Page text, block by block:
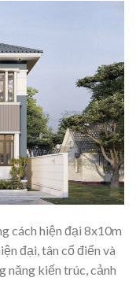
cách hiện đại 8x10m
đại, tân cổ điển và
năng kiến trúc, cảnh